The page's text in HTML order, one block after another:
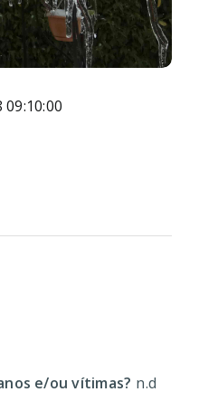
e/ou vítimas? n.d